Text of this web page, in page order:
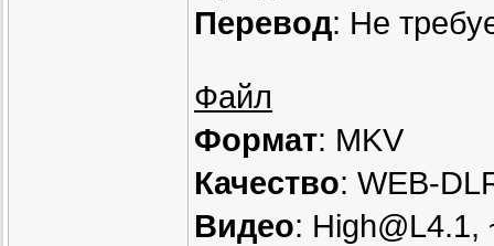
Перевод: Не
Файл
Формат: MKV
Качество: WEB-
Видео: High@L4.1,